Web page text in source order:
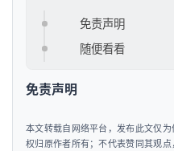
商
业
察
免责声明
随便看看
免责声明
本文转载自网络平台，发布此文仅
权归原作者所有；不代表赞同其观